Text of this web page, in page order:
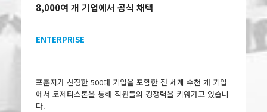
8,000여 개 기업에서 공식 채택
ENTERPRISE
포춘지가 선정한 500대 기업을 포함한 전 세계 수천 개 기업
에서 로제타스톤을 통해 직원들의 경쟁력을 키워가고 있습니
다.